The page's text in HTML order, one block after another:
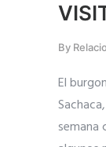
By
El
semana